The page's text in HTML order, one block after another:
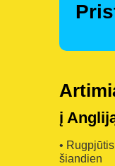
į
•
šiandien